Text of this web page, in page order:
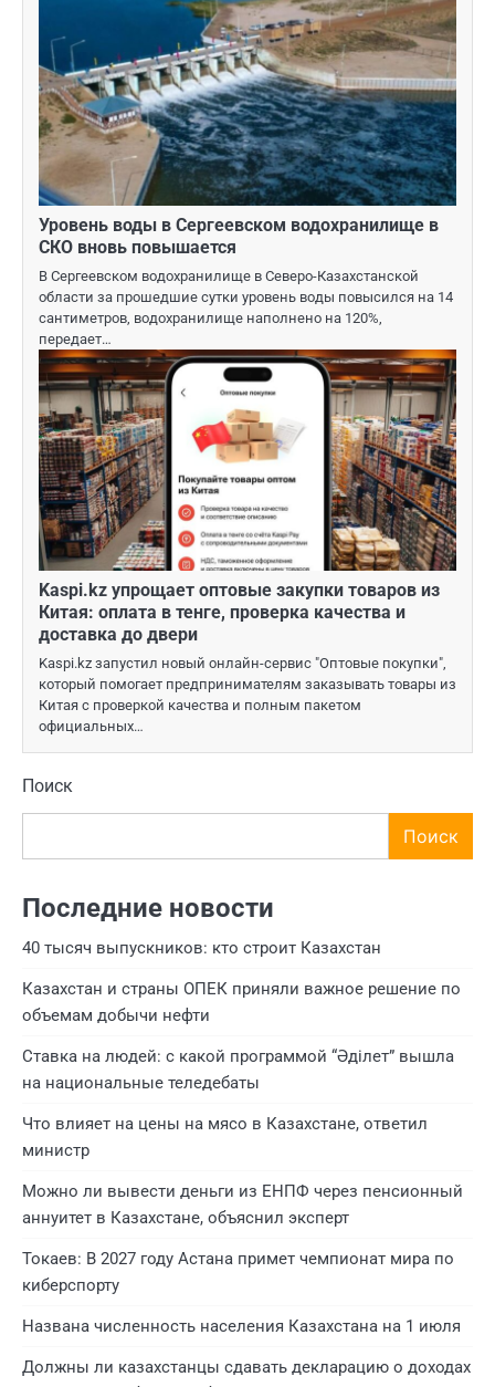
Уровень воды в Сергеевском водохранилище в
СКО вновь повышается
В Сергеевском водохранилище в Северо-Казахстанской
области за прошедшие сутки уровень воды повысился на 14
сантиметров, водохранилище наполнено на 120%,
передает…
Kaspi.kz упрощает оптовые закупки товаров из
Китая: оплата в тенге, проверка качества и
доставка до двери
Kaspi.kz запустил новый онлайн-сервис "Оптовые покупки",
который помогает предпринимателям заказывать товары из
Китая с проверкой качества и полным пакетом
официальных…
Поиск
Поиск
Последние новости
40 тысяч выпускников: кто строит Казахстан
Казахстан и страны ОПЕК приняли важное решение по
объемам добычи нефти
Ставка на людей: с какой программой “Әділет” вышла
на национальные теледебаты
Что влияет на цены на мясо в Казахстане, ответил
министр
Можно ли вывести деньги из ЕНПФ через пенсионный
аннуитет в Казахстане, объяснил эксперт
Токаев: В 2027 году Астана примет чемпионат мира по
киберспорту
Названа численность населения Казахстана на 1 июля
Должны ли казахстанцы сдавать декларацию о доходах